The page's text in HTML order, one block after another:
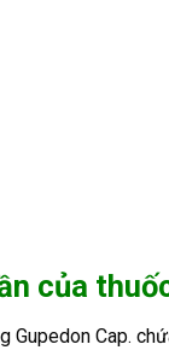
của
Gupedon Cap.